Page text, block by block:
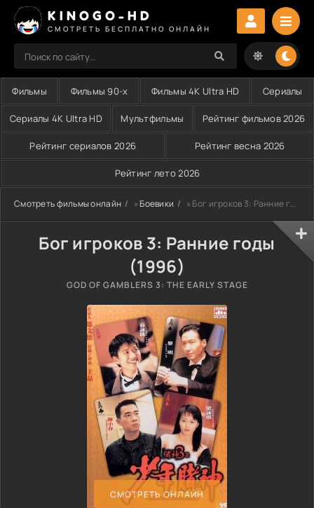
KINOGO-HD
СМОТРЕТЬ БЕСПЛАТНО ОНЛАЙН
Фильмы Фильмы 90-х Фильмы 4K Ultra HD Сериалы
Сериалы 4K Ultra HD Мультфильмы Рейтинг фильмов 2026
Рейтинг сериалов 2026 Рейтинг весна 2026
Рейтинг лето 2026
Смотреть фильмы онлайн »Боевики » Бог игроков 3: Ранние годы (1996)
Бог игроков 3: Ранние годы
(1996)
GOD OF GAMBLERS 3: THE EARLY STAGE
СМОТРЕТЬ ОНЛАЙН